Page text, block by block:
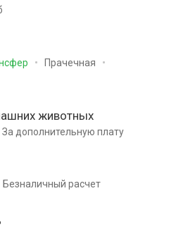
Прачечная
животных
За дополнительную плату
Безналичный расчет